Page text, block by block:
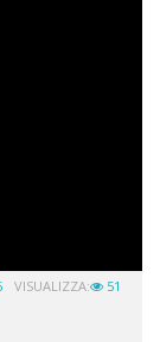
VISUALIZZA: 51